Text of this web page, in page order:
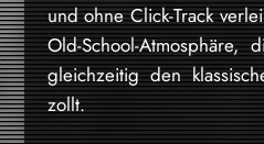
und ohne Click-Track
Old-School-
gleichzeitig den
zollt.